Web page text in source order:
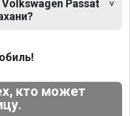
Passat
кто может